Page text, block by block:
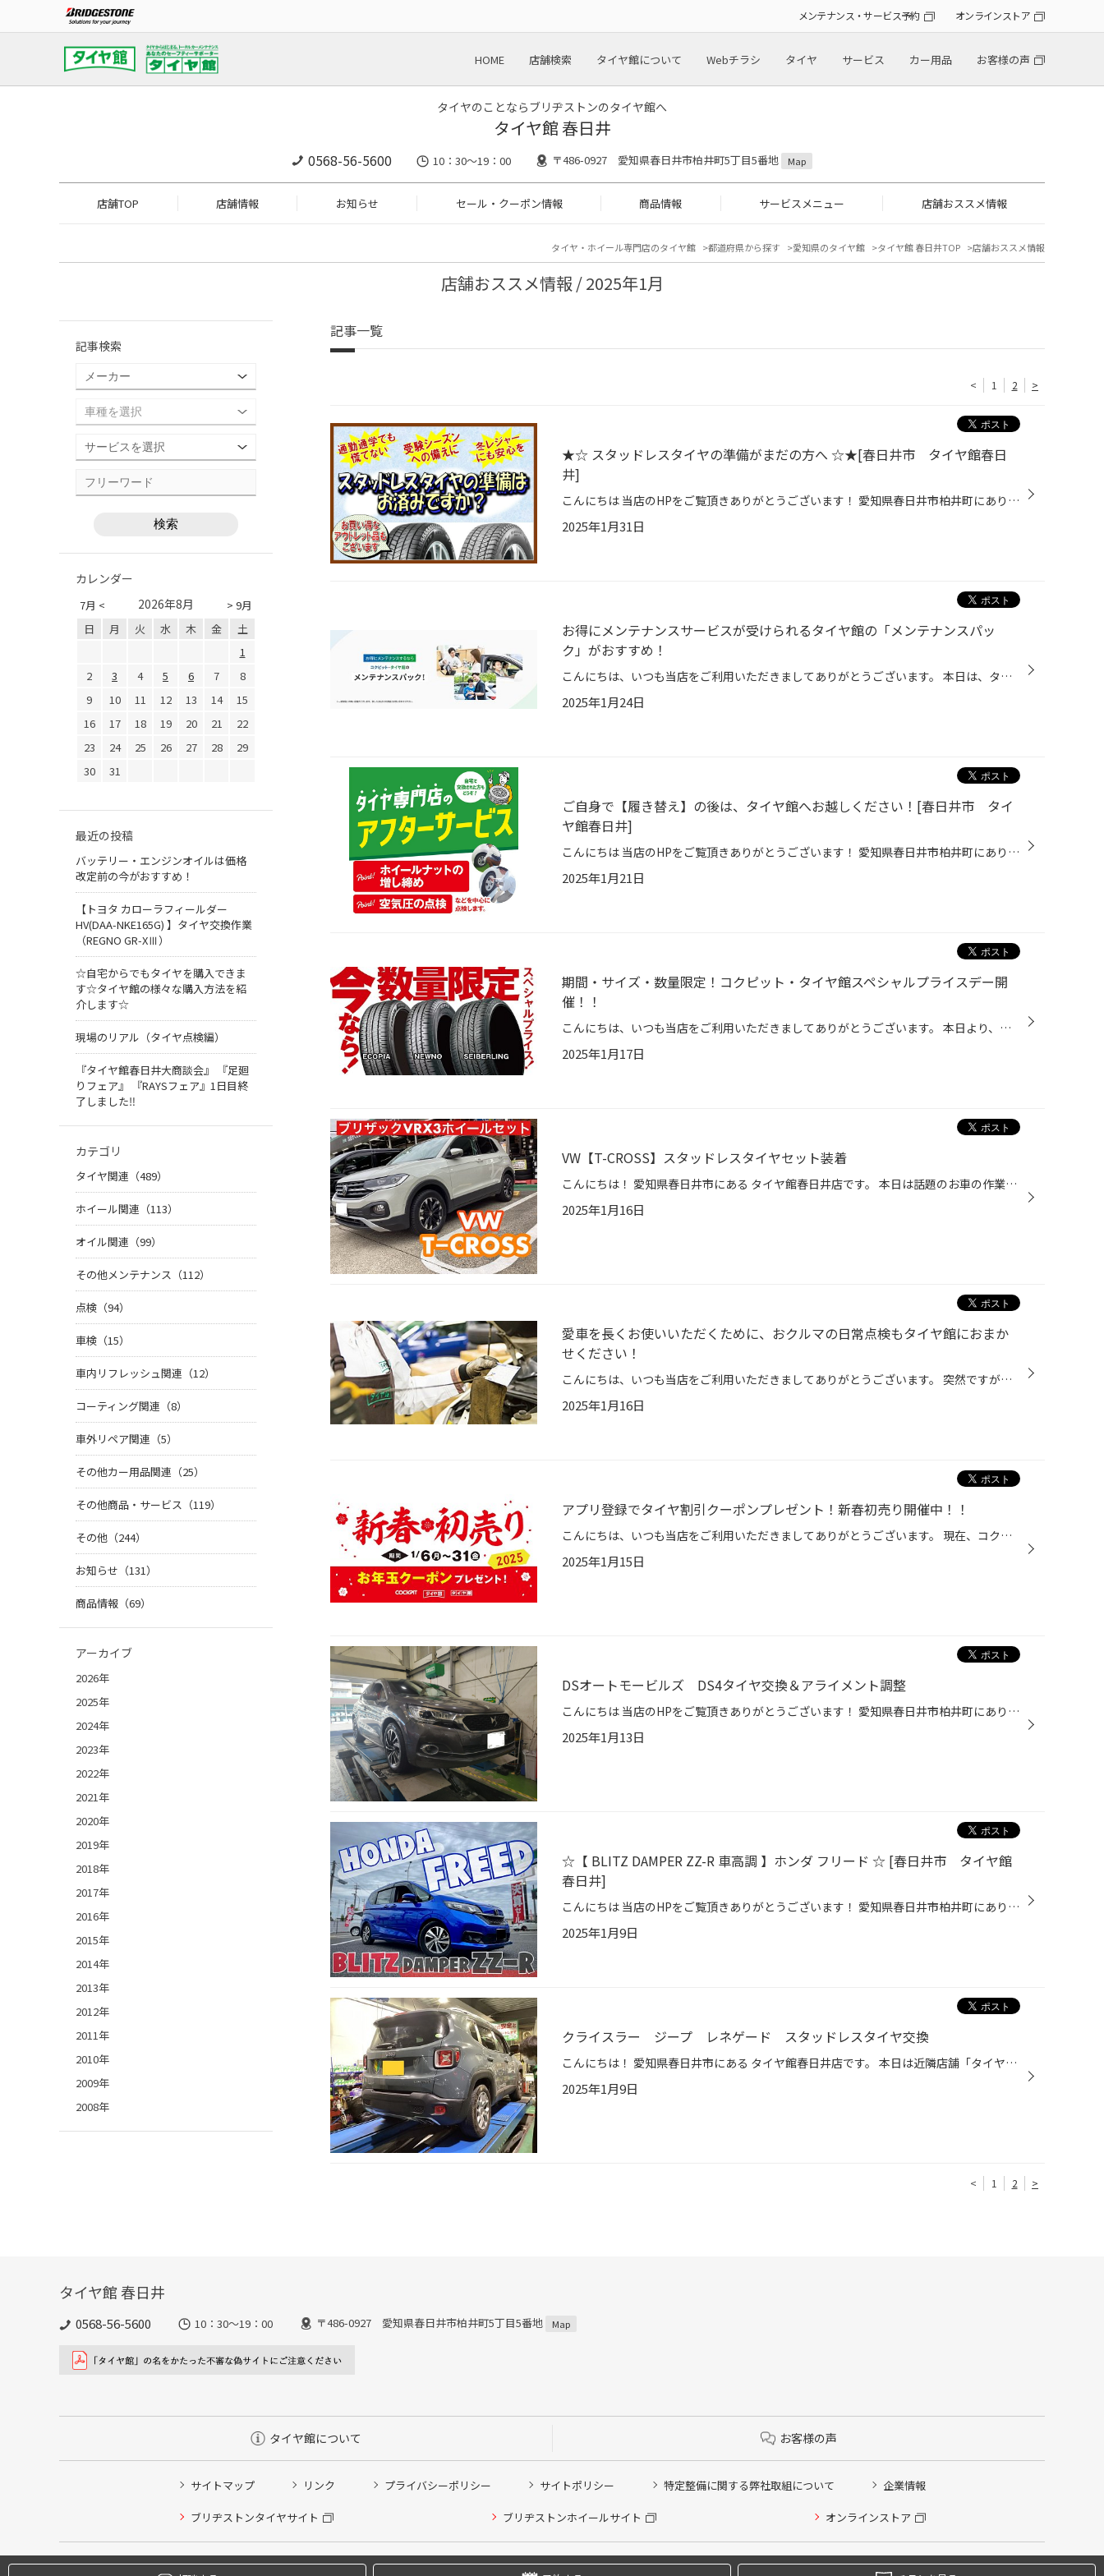
メンテナンス・サービス予約 オンラインストア
HOME 店舗検索 タイヤ館について Webチラシ タイヤ サービス カー用品 お客様の声
タイヤのことならブリヂストンのタイヤ館へ
タイヤ館 春日井
0568-56-5600 10：30～19：00 〒486-0927 愛知県春日井市柏井町5丁目5番地 Map
店舗TOP 店舗情報 お知らせ セール・クーポン情報 商品情報 サービスメニュー 店舗おススメ情報
タイヤ・ホイール専門店のタイヤ館 都道府県から探す 愛知県のタイヤ館 タイヤ館 春日井TOP 店舗おススメ情報
店舗おススメ情報 / 2025年1月
記事一覧
< 1 2 >
★☆ スタッドレスタイヤの準備がまだの方へ ☆★[春日井市 タイヤ館春日
井]
こんにちは 当店のHPをご覧頂きありがとうございます！ 愛知県春日井市柏井町にありますタイヤ館春日井です！ 【↓アクセスMAP↓】 https://www.taiyakan.co.jp/shop/kasugai/about/access/ さて 先日、日本各地で大雪や積雪など 猛威をふるった大型寒波が到来し 各地で大混乱となっていましたね これ...
2025年1月31日
お得にメンテナンスサービスが受けられるタイヤ館の「メンテナンスパッ
ク」がおすすめ！
こんにちは、いつも当店をご利用いただきましてありがとうございます。 本日は、タイヤ館でお得にメンテナンスサービスを受けることができる 「メンテナンスパック」をご紹介いたします。 唐突ですが、普段、おクルマの管理をどのようにされていますか？ 当店にお越しいただくお客様にお聞きすると...
2025年1月24日
ご自身で【履き替え】の後は、タイヤ館へお越しください！[春日井市 タイ
ヤ館春日井]
こんにちは 当店のHPをご覧頂きありがとうございます！ 愛知県春日井市柏井町にありますタイヤ館春日井です！ 【↓アクセスMAP↓】 https://www.taiyakan.co.jp/shop/kasugai/about/access/ 冬になり スタッドレスタイヤ⇔ノーマルタイヤの履き替え の季節となりますね。 履き替え（脱着）作業をお店で...
2025年1月21日
期間・サイズ・数量限定！コクピット・タイヤ館スペシャルプライスデー開
催！！
こんにちは、いつも当店をご利用いただきましてありがとうございます。 本日より、コクピット・タイヤ館の一部店舗におきまして、 期間限定！ サイズ限定！！ 数量限定！！！ で、お得にタイヤをお求めいただけるスペシャルプライスデーがスタートします。 もちろん、当店でもご提供しております。 ...
2025年1月17日
VW【T-CROSS】スタッドレスタイヤセット装着
こんにちは！ 愛知県春日井市にある タイヤ館春日井店です。 本日は話題のお車の作業事例をご紹介致します。 春日井市、小牧市、名古屋市守山区、名古屋市北区など からもご来店頂いています。 ↓↓↓↓↓↓↓ タイヤ館春日井 アクセスマップ ↑↑↑↑↑↑↑ さて、本日の作業のご紹介は VW【T-CROSS】のスタッド...
2025年1月16日
愛車を長くお使いいただくために、おクルマの日常点検もタイヤ館におまか
せください！
こんにちは、いつも当店をご利用いただきましてありがとうございます。 突然ですが、おクルマの日常点検を最後にされたのはいつだったか覚えていらっしゃいますか？ 最近では、おクルマを長く乗り続ける方が増えてきているようで、 当店にもおクルマを大事に乗られているお客様が多くいらっしゃいま...
2025年1月16日
アプリ登録でタイヤ割引クーポンプレゼント！新春初売り開催中！！
こんにちは、いつも当店をご利用いただきましてありがとうございます。 現在、コクピット・タイヤ館より、日頃の感謝を込めまして、 コクピット・タイヤ館のアプリをダウンロードして頂いた方全員に お年玉クーポンをプレゼントしています！ もちろん、新規でダウンロードして頂いた方だけではなく...
2025年1月15日
DSオートモービルズ DS4タイヤ交換＆アライメント調整
こんにちは 当店のHPをご覧頂きありがとうございます！ 愛知県春日井市柏井町にありますタイヤ館春日井です！ 【↓アクセスMAP↓】 https://www.taiyaka...
2025年1月13日
☆【 BLITZ DAMPER ZZ-R 車高調 】ホンダ フリード ☆ [春日井市 タイヤ館
春日井]
こんにちは 当店のHPをご覧頂きありがとうございます！ 愛知県春日井市柏井町にありますタイヤ館春日井です！ 【↓アクセスMAP↓】 https://www.taiyaka...
2025年1月9日
クライスラー ジープ レネゲード スタッドレスタイヤ交換
こんにちは！ 愛知県春日井市にある タイヤ館春日井店です。 本日は近隣店舗「タイヤ館焼山店」での作業事例をご紹介致します。 当店でも同様の作業可能ですので気になる方はお気軽にお問合せ下さいませ！ ↓↓↓↓↓↓↓ タイヤ館春日井 アクセスマップ ↑↑↑↑↑↑↑ クライスラー ジープ レネゲード スタッド...
2025年1月9日
< 1 2 >
記事検索
カレンダー
7月 < > 9月
2026年8月
日 月 火 水 木 金
土
1
2
3 4 5 6 7
8
9
10 11 12 13 14
15
16
17 18 19 20 21
22
23
24 25 26 27 28
29
30
31
最近の投稿
バッテリー・エンジンオイルは価格
改定前の今がおすすめ！
【トヨタ カローラフィールダー
HV(DAA-NKE165G) 】タイヤ交換作業
（REGNO GR-XⅢ）
☆自宅からでもタイヤを購入できま
す☆タイヤ館の様々な購入方法を紹
介します☆
現場のリアル（タイヤ点検編）
『タイヤ館春日井大商談会』 『足廻
りフェア』 『RAYSフェア』1日目終
了しました‼
カテゴリ
タイヤ関連（489）
ホイール関連（113）
オイル関連（99）
その他メンテナンス（112）
点検（94）
車検（15）
車内リフレッシュ関連（12）
コーティング関連（8）
車外リペア関連（5）
その他カー用品関連（25）
その他商品・サービス（119）
その他（244）
お知らせ（131）
商品情報（69）
アーカイブ
2026年
2025年
2024年
2023年
2022年
2021年
2020年
2019年
2018年
2017年
2016年
2015年
2014年
2013年
2012年
2011年
2010年
2009年
2008年
タイヤ館 春日井
0568-56-5600 10：30～19：00 〒486-0927 愛知県春日井市柏井町5丁目5番地 Map
タイヤ館について お客様の声
サイトマップ リンク プライバシーポリシー サイトポリシー 特定整備に関する弊社取組について 企業情報
ブリヂストンタイヤサイト ブリヂストンホイールサイト オンラインストア
Copyright © 2024 Bridgestone Retail Co.,Ltd. All rights Reserved.
タイヤ点検・安全点検/タイヤ履き替え/オイル交換/その他ピット作業の予約
クローク契約会員専用タイヤ履き替え※タイヤ履き替えを希望のクローク契約会員の方はこちらを選択ください
本日のタイヤ履き替え順番待ち予約 ※クローク契約会員の方はご利用いただけません